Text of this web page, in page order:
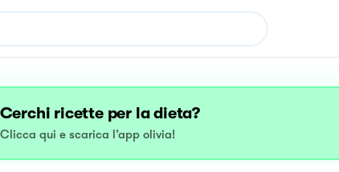
Cerchi ricette per la dieta?
Clicca qui e scarica l’app olivia!